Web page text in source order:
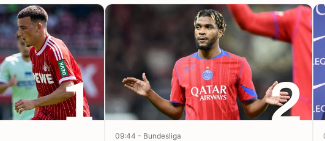
1 2
09:44 - Bundesliga